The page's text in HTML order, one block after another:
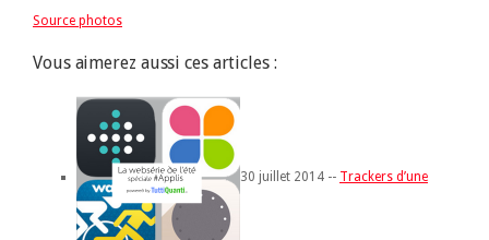
Source photos
Vous aimerez aussi ces articles :
30 juillet 2014 -- Trackers d’une